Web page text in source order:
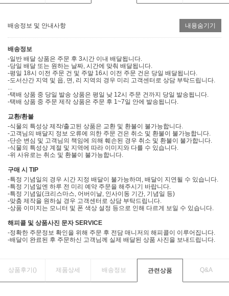
배송정보 및 안내사항 내용숨기기
배송정보
-일반 배달 상품은 주문 후 3시간 이내 배달됩니다.
-당일 배달 또는 원하는 날짜, 시간에 맞춰 배달됩니다.
-평일 18시 이전 주문 건 및 주말 16시 이전 주문 건은 당일 배달됩니다.
-도서산간 지역 및 읍, 면, 리 지역의 경우 미리 고객센터로 상담 부탁드립니다.
-택배 상품 중 당일 발송 상품은 평일 낮 12시 주문 건까지 당일 발송됩니다.
-택배 상품 중 주문 제작 상품은 주문 후 1~7일 안에 발송됩니다.
교환/환불
-식물의 특성상 제작/출고된 상품은 교환 및 환불이 불가능합니다.
-고객님의 배달지 정보 오류에 의한 주문 건은 취소 및 환불이 불가능합니다.
-단순 변심 및 고객님의 책임에 의해 훼손된 경우 취소 및 환불이 불가합니다.
-식물의 특성상 계절 및 지역에 따라 이미지와 다를 수 있습니다.
-위 사유로는 취소 및 환불이 불가능합니다.
구매 시 TIP
-특정 기념일의 경우 시간 지정 배달이 불가능하며, 배달이 지연될 수 있습니다.
-특정 기념일엔 하루 전 미리 예약 주문을 해주시기 바랍니다.
-특정 기념일(크리스마스, 어버이날, 인사이동 기간, 기념일 등)
-맞춤 제작을 원하실 경우 고객센터로 상담 부탁드립니다.
-상품 이미지는 모니터 및 폰 색상 설정 등으로 인해 다르게 보일 수 있습니다.
해피콜 및 상품사진 문자 SERVICE
-정확한 주문정보 확인을 위해 주문 후 전담 매니저의 해피콜이 이루어집니다.
-배달이 완료된 후 주문하신 고객님께 실제 배달된 상품 사진을 보내드립니다.
상품후기() 제품상세 배송정보 관련상품 Q&A